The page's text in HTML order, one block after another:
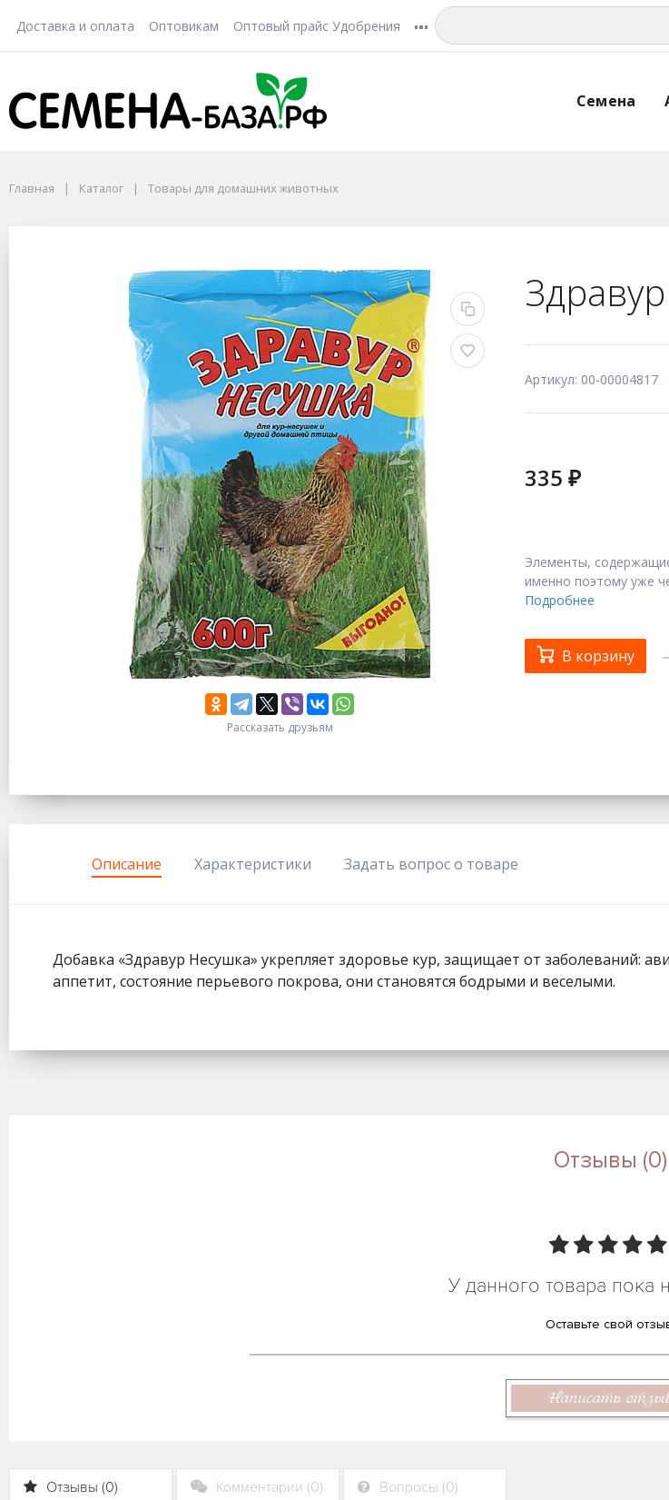
Доставка и оплата Оптовикам Оптовый прайс Удобрения
Семена
Главная Каталог Товары для домашних животных
Рассказать друзьям
Артикул: 00-00004817
335 ₽
Элементы,
именно поэтому уже
Подробнее
В корзину
Описание Характеристики Задать вопрос о товаре
Добавка «Здравур Несушка» укрепляет здоровье кур, защищает от заболеваний:
аппетит, состояние перьевого покрова, они становятся бодрыми и веселыми.
Отзывы (0)
У данного товара пока
Оставьте свой
Написать
Отзывы (0) Комментарии (0) Вопросы (0)